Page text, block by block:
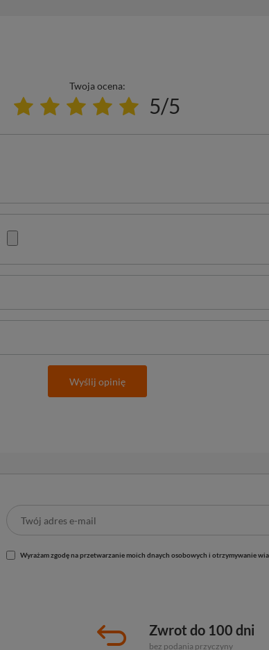
Twoja ocena:
5/5
Wyślij opinię
Wyrażam zgodę na przetwarzanie moich dnaych osobowych i otrzymywanie
Zwrot do 100 dni
bez podania przyczyny